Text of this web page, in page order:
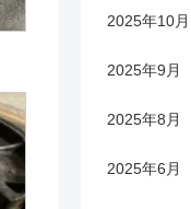
2025年10月
2025年9月
2025年8月
2025年6月